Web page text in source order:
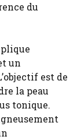
du
un
est de
la peau
tonique.